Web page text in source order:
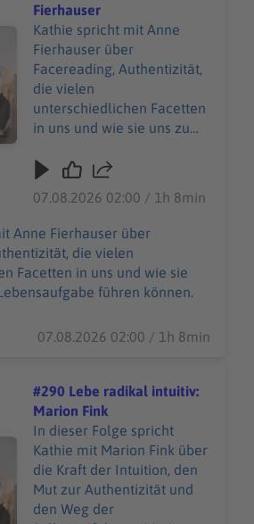
Finde deine Lebensaufgabe: Anne
Fierhauser
Kathie spricht mit Anne
Fierhauser über
Facereading, Authentizität,
die vielen
unterschiedlichen Facetten
in uns und wie sie uns zu
führen können.
07.08.2026 02:00 / 1h 8min
Anne Fierhauser über
die vielen
Facetten in uns und wie sie
führen können.
07.08.2026 02:00 / 1h 8min
Lebe radikal intuitiv: Marion Fink
#290 Lebe radikal intuitiv:
Marion Fink
In dieser Folge spricht
Kathie mit Marion Fink über
die Kraft der Intuition, den
Mut zur Authentizität und
den Weg der